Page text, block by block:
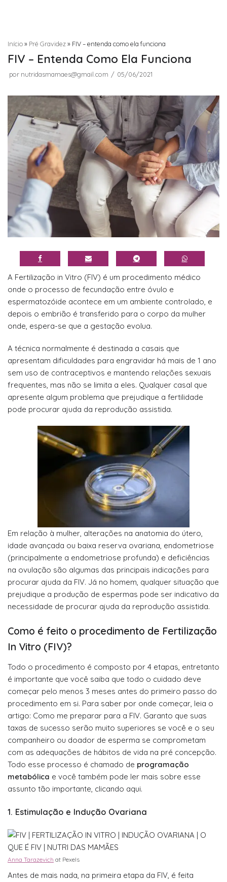
Início» Pré Gravidez» FIV – entenda como ela funciona
FIV – Entenda Como Ela Funciona
por nutridasmamaes@gmail.com 05/06/2021
A Fertilização in Vitro (FIV) é um procedimento médico
onde o processo de fecundação entre óvulo e
espermatozóide acontece em um ambiente controlado, e
depois o embrião é transferido para o corpo da mulher
onde, espera-se que a gestação evolua.
A técnica normalmente é destinada a casais que
apresentam dificuldades para engravidar há mais de 1 ano
sem uso de contraceptivos e mantendo relações sexuais
frequentes, mas não se limita a eles. Qualquer casal que
apresente algum problema que prejudique a fertilidade
pode procurar ajuda da reprodução assistida.
Em relação à mulher, alterações na anatomia do útero,
idade avançada ou baixa reserva ovariana, endometriose
(principalmente a endometriose profunda) e deficiências
na ovulação são algumas das principais indicações para
procurar ajuda da FIV. Já no homem, qualquer situação que
prejudique a produção de espermas pode ser indicativo da
necessidade de procurar ajuda da reprodução assistida.
Como é feito o procedimento de Fertilização
In Vitro (FIV)?
Todo o procedimento é composto por 4 etapas, entretanto
é importante que você saiba que todo o cuidado deve
começar pelo menos 3 meses antes do primeiro passo do
procedimento em si. Para saber por onde começar, leia o
artigo: Como me preparar para a FIV. Garanto que suas
taxas de sucesso serão muito superiores se você e o seu
companheiro ou doador de esperma se comprometam
com as adequações de hábitos de vida na pré concepção.
Todo esse processo é chamado de programação
metabólica e você também pode ler mais sobre esse
assunto tão importante, clicando aqui.
1. Estimulação e Indução Ovariana
Anna Tarazevich at Pexels
Antes de mais nada, na primeira etapa da FIV, é feita